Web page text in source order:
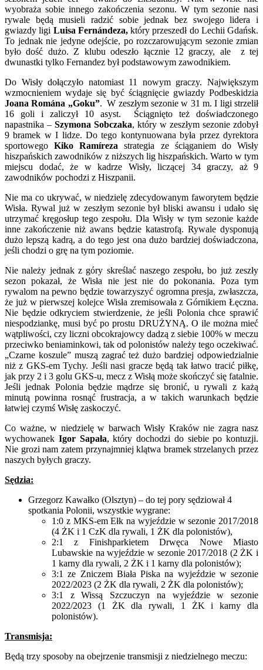
wyobraża sobie innego zakończenia sezonu. W tym sezonie nasi
rywale będą musieli radzić sobie jednak bez swojego lidera i
gwiazdy ligi Luisa Fernándeza, który przeszedł do Lechii Gdańsk.
To jednak nie jedyne odejście, po rozczarowującym sezonie zmian
było dość dużo. Z klubu odeszło łącznie 12 graczy, ale z tej
dwunastki tylko Fernandez był podstawowym zawodnikiem.
Do Wisły dołączyło natomiast 11 nowym graczy. Największym
wzmocnieniem wydaje się być ściągnięcie gwiazdy Podbeskidzia
Joana Romána „Goku”. W zeszłym sezonie w 31 m. I ligi strzelił
16 goli i zaliczył 10 asyst. Ściągnięto też doświadczonego
napastnika – Szymona Sobczaka, który w zeszłym sezonie zdobył
9 bramek w I lidze. Do tego kontynuowana była przez dyrektora
sportowegoKiko Ramírezastrategia ze ściąganiem do Wisły
hiszpańskich zawodników z niższych lig hiszpańskich. Warto w tym
miejscu dodać, że w kadrze Wisły, liczącej 34 graczy, aż 9
zawodników pochodzi z Hiszpanii.
Nie ma co ukrywać, w niedzielę zdecydowanym faworytem będzie
Wisła. Rywal już w zeszłym sezonie był bliski awansu i udało się
utrzymać kręgosłup tego zespołu. Dla Wisły w tym sezonie każde
inne zakończenie niż awans będzie katastrofą. Rywale dysponują
dużo lepszą kadrą, a do tego jest ona dużo bardziej doświadczona,
jeśli chodzi o grę na tym poziomie.
Nie należy jednak z góry skreślać naszego zespołu, bo już zeszły
sezon pokazał, że Wisła nie jest nie do pokonania. Poza tym
rywalom na pewno będzie towarzyszyć ogromna presja, zwłaszcza,
że już w pierwszej kolejce Wisła zremisowała z Górnikiem Łęczna.
Nie będzie odkryciem stwierdzenie, że jeśli Polonia chce sprawić
niespodziankę, musi być po prostu DRUŻYNĄ. O ile można mieć
wątpliwości, czy liczni obcokrajowcy dadzą z siebie 100% w meczu
przeciwko beniaminkowi, tak od polonistów należy tego oczekiwać.
„Czarne koszule” muszą zagrać też dużo bardziej odpowiedzialnie
niż z GKS-em Tychy. Jeśli nasi gracze będą tak łatwo tracić piłkę,
jak przy 2 i 3 golu GKS-u, mecz z Wisłą może skończyć się fatalnie.
Jeśli jednak Polonia będzie mądrze się bronić, u rywali z każą
minutą powinna rosnąć frustracja, a w takich warunkach będzie
łatwiej czymś Wisłę zaskoczyć.
Co ważne, w niedzielę w barwach Wisły Kraków nie zagra nasz
wychowanek Igor Sapała, który dochodzi do siebie po kontuzji.
Nie grozi nam zatem przynajmniej klątwa bramek strzelanych przez
naszych byłych graczy.
Sędzia:
Grzegorz Kawałko (Olsztyn) – do tej pory sędziował 4
spotkania Polonii, wszystkie wygrane:
1:0 z MKS-em Ełk na wyjeździe w sezonie 2017/2018
(4 ŻK i 1 CzK dla rywali, 1 ŻK dla polonistów),
2:1 z Finishparkietem Drwęca Nowe Miasto
Lubawskie na wyjeździe w sezonie 2017/2018 (2 ŻK i
1 karny dla rywali, 2 ŻK i 1 karny dla polonistów);
3:1 ze Zniczem Biała Piska na wyjeździe w sezonie
2022/2023 (2 ŻK dla rywali, 2 ŻK dla polonistów);
3:1 z Wissą Szczuczyn na wyjeździe w sezonie
2022/2023 (1 ŻK dla rywali, 1 ŻK i karny dla
polonistów).
Transmisja:
Będą trzy sposoby na obejrzenie transmisji z niedzielnego meczu: